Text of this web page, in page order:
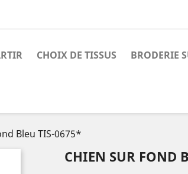
CHOIX DE TISSUS BRODERIE
Bleu TIS-0675*
CHIEN SUR FOND